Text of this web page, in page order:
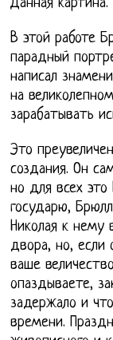
Данная картина.
В этой работе
парадный
написал
на
зарабатывать
Это
создания. Он
но для всех это
государю,
Николая к нему
двора, но, если
ваше
опаздываете,
задержало и
времени.